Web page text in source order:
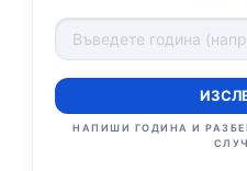
НАПИШИ ГОДИНА И